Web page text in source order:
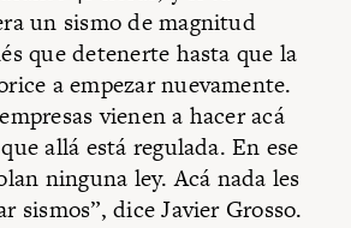
un sismo de magnitud
que detenerte hasta que la
a empezar nuevamente.
vienen a hacer acá
allá está regulada. En ese
ninguna ley. Acá nada les
sismos”, dice Javier Grosso.